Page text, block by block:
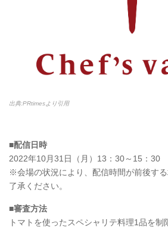
出典:PRtimesより引用
■配信日時
2022年10月31日（月）13：30～15：30
※会場の状況により、配信時間が前後す
了承ください。
■審査方法
トマトを使ったスペシャリテ料理1品を